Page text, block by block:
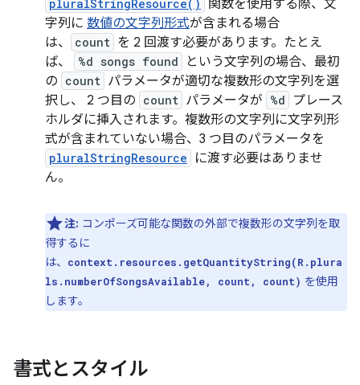
pluralStringResource()
関数を使用する際、文
字列に 数値の文字列形式が含まれる場合
は、
count を 2 回渡す必要があります。たとえ
ば、
%d songs found
という文字列の場合、最初
の count パラメータが適切な複数形の文字列を選
択し、 2 つ目の count パラメータが %d
プレース
ホルダに挿入されます。複数形の文字列に文字列形
式が含まれていない場合、3 つ目のパラメータを
pluralStringResource
に渡す必要はありませ
ん。
注: コンポーズ可能な関数の外部で複数形の文字列を取
得するに
は、
context.resources.getQuantityString(R.plura
ls.numberOfSongsAvailable, count, count) を使用
します。
書式とスタイル